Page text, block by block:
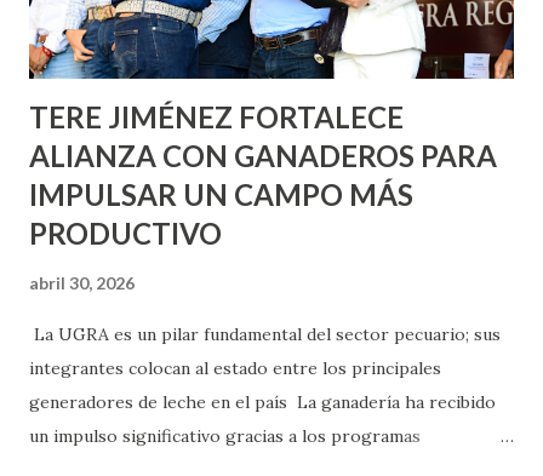
los edificios FOVISSSTE Ojo de Agua, en la comunidad
Norias de Paso Hondo y en los edificios de...
TERE JIMÉNEZ FORTALECE
ALIANZA CON GANADEROS PARA
IMPULSAR UN CAMPO MÁS
PRODUCTIVO
abril 30, 2026
La UGRA es un pilar fundamental del sector pecuario; sus
integrantes colocan al estado entre los principales
generadores de leche en el país La ganadería ha recibido
un impulso significativo gracias a los programas